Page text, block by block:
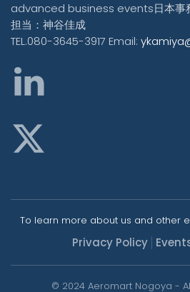
advanced business events日本事
担当：神谷佳成
TEL.080-3645-3917 Email:
To learn more about us and other
Privacy Policy
© 2024 Aeromart Nogoya -